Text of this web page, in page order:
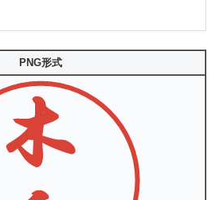
PNG形式